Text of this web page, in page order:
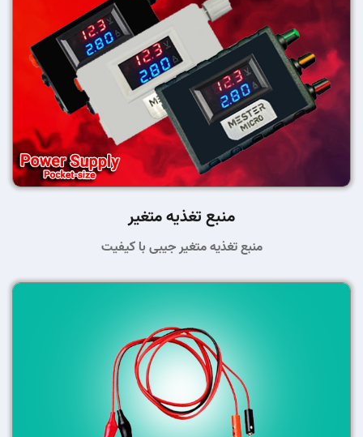
منبع تغذیه متغیر
منبع تغذیه متغیر جیبی با کیفیت